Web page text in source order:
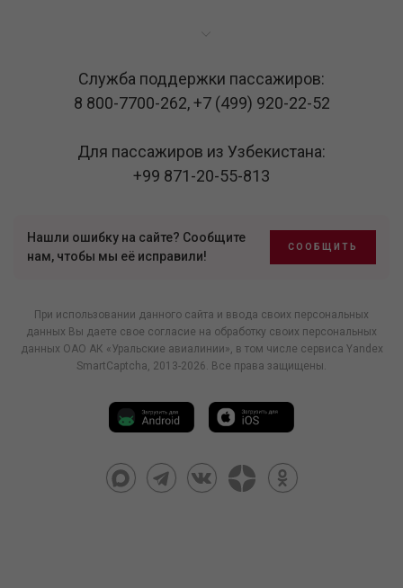
Служба поддержки пассажиров:
8 800-7700-262,+7 (499) 920-22-52
Для пассажиров из Узбекистана:
+99 871-20-55-813
Нашли ошибку на сайте? Сообщите
нам, чтобы мы её исправили!
СООБЩИТЬ
При использовании данного сайта и ввода своих персональных
данных Вы даете свое согласие на обработку своих персональных
данных ОАО АК «Уральские авиалинии», в том числе сервиса Yandex
SmartCaptcha, 2013-2026. Все права защищены.